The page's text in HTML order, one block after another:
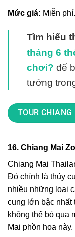
Mức giá: Miễn phí.
Tìm hiểu
tháng 6
chơi? để
tưởng
TOUR
16. Chiang Mai
Chiang Mai
Đó chính là thủy
nhiều những loại
cung lớn bậc nhất
không thể bỏ qua
Mai phồn hoa này.